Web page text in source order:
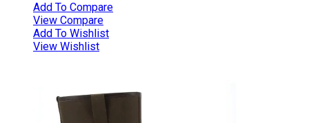
Add To Compare
View Compare
Add To Wishlist
View Wishlist